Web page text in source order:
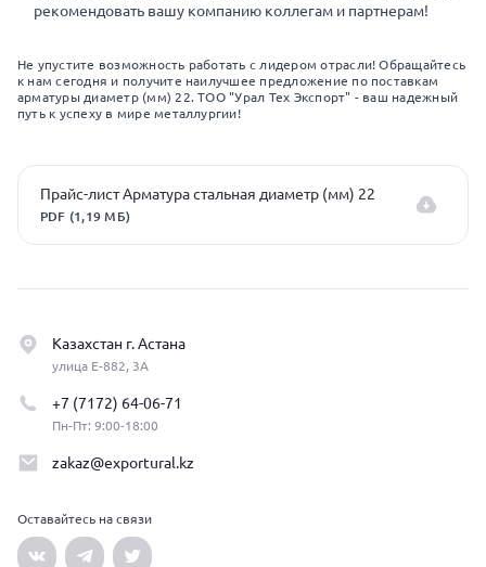
рекомендовать вашу компанию коллегам и партнерам!
Не упустите возможность работать с лидером отрасли! Обращайтесь
к нам сегодня и получите наилучшее предложение по поставкам
арматуры диаметр (мм) 22. ТОО "Урал Тех Экспорт" - ваш надежный
путь к успеху в мире металлургии!
Прайс-лист Арматура стальная диаметр (мм) 22
PDF (1,19 МБ)
Казахстан г. Астана
улица Е-882, 3А
+7 (7172) 64-06-71
Пн-Пт: 9:00-18:00
zakaz@exportural.kz
Оставайтесь на связи